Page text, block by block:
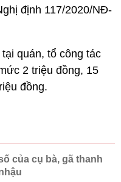
định 117/2020/NĐ-
quán, tổ công tác
2 triệu đồng, 15
đồng.
của cụ bà, gã thanh